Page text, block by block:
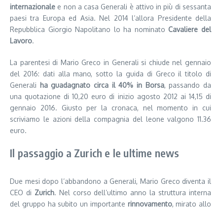
internazionale e non a casa Generali è attivo in più di sessanta
paesi tra Europa ed Asia. Nel 2014 l’allora Presidente della
Repubblica Giorgio Napolitano lo ha nominatoCavaliere del
Lavoro.
La parentesi di Mario Greco in Generali si chiude nel gennaio
del 2016: dati alla mano, sotto la guida di Greco il titolo di
Generali ha guadagnato circa il 40% in Borsa, passando da
una quotazione di 10,20 euro di inizio agosto 2012 ai 14,15 di
gennaio 2016. Giusto per la cronaca, nel momento in cui
scriviamo le azioni della compagnia del leone valgono 11.36
euro.
Il passaggio a Zurich e le ultime news
Due mesi dopo l’abbandono a Generali, Mario Greco diventa il
CEO di Zurich. Nel corso dell’ultimo anno la struttura interna
del gruppo ha subito un importante rinnovamento, mirato allo